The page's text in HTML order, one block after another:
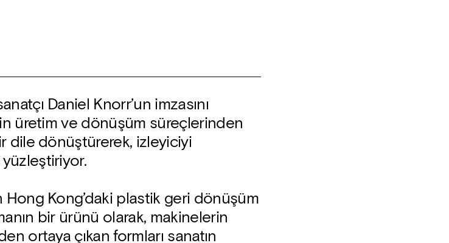
Daniel Knorr’un imzasını
üretim ve dönüşüm süreçlerinden
dile dönüştürerek, izleyiciyi
Hong Kong’daki plastik geri dönüşüm
bir ürünü olarak, makinelerin
ortaya çıkan formları sanatın